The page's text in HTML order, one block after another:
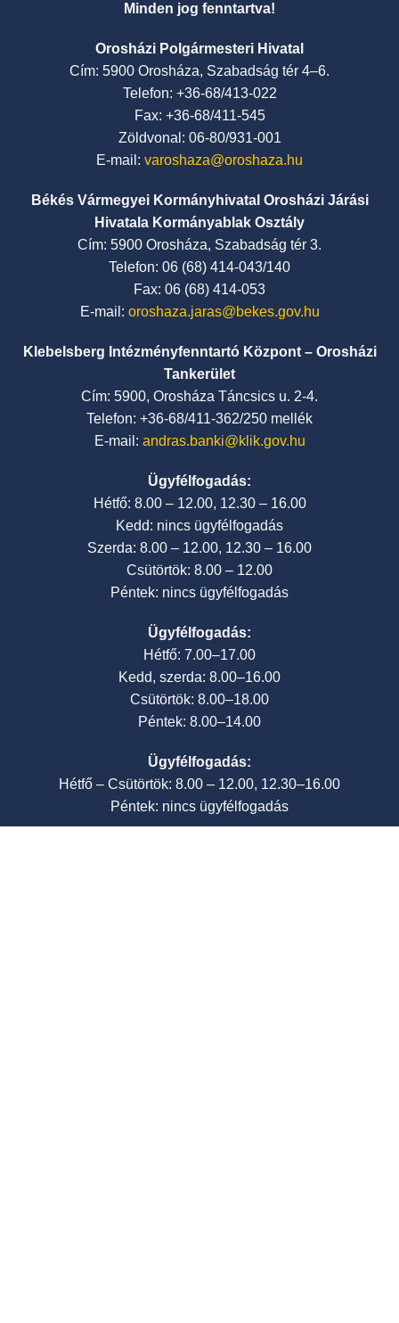
Minden jog fenntartva!
Orosházi Polgármesteri Hivatal
Cím: 5900 Orosháza, Szabadság tér 4–6.
Telefon: +36-68/413-022
Fax: +36-68/411-545
Zöldvonal: 06-80/931-001
E-mail: varoshaza@oroshaza.hu
Békés Vármegyei Kormányhivatal Orosházi Járási
Hivatala Kormányablak Osztály
Cím: 5900 Orosháza, Szabadság tér 3.
Telefon: 06 (68) 414-043/140
Fax: 06 (68) 414-053
E-mail: oroshaza.jaras@bekes.gov.hu
Klebelsberg Intézményfenntartó Központ – Orosházi
Tankerület
Cím: 5900, Orosháza Táncsics u. 2-4.
Telefon: +36-68/411-362/250 mellék
E-mail: andras.banki@klik.gov.hu
Ügyfélfogadás:
Hétfő: 8.00 – 12.00, 12.30 – 16.00
Kedd: nincs ügyfélfogadás
Szerda: 8.00 – 12.00, 12.30 – 16.00
Csütörtök: 8.00 – 12.00
Péntek: nincs ügyfélfogadás
Ügyfélfogadás:
Hétfő: 7.00–17.00
Kedd, szerda: 8.00–16.00
Csütörtök: 8.00–18.00
Péntek: 8.00–14.00
Ügyfélfogadás:
Hétfő – Csütörtök: 8.00 – 12.00, 12.30–16.00
Péntek: nincs ügyfélfogadás